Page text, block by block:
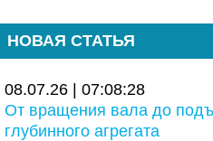
НОВАЯ СТАТЬЯ
08.07.26 | 07:08:28
От вращения вала до
глубинного агрегата